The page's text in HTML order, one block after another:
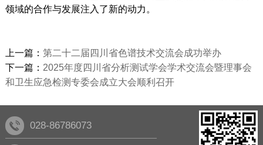
领域的合作与发展注入了新的动力。
上一篇： 第二十二届四川省色谱技术交流会成功举办
下一篇： 2025年度四川省分析测试学会学术交流会暨理事会
和卫生应急检测专委会成立大会顺利召开
028-86786073